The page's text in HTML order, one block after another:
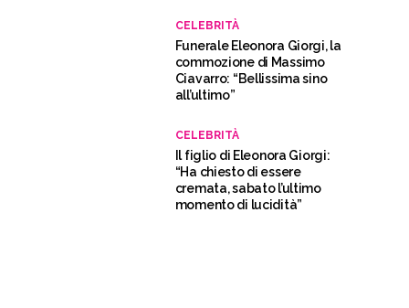
CELEBRITÀ
Funerale Eleonora Giorgi, la
commozione di Massimo
Ciavarro: “Bellissima sino
all’ultimo”
CELEBRITÀ
Il figlio di Eleonora Giorgi:
“Ha chiesto di essere
cremata, sabato l’ultimo
momento di lucidità”